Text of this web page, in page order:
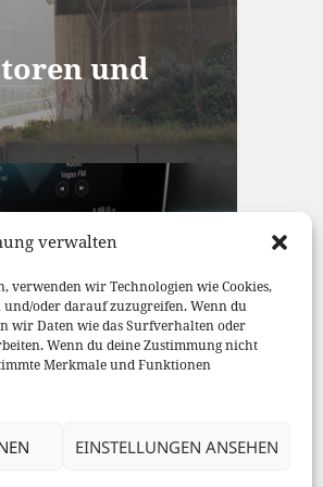
verwalten
verwenden wir Technologien wie Cookies,
oder darauf zuzugreifen. Wenn du
wir Daten wie das Surfverhalten oder
Wenn du deine Zustimmung nicht
Merkmale und Funktionen
EINSTELLUNGEN ANSEHEN
und